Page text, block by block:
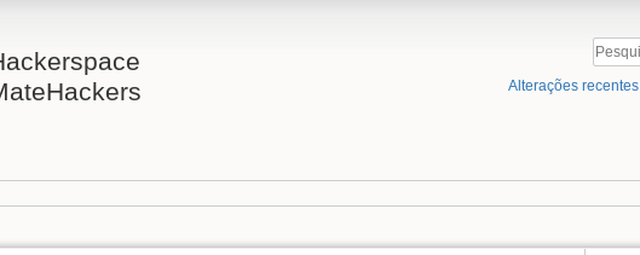
Alterações recentes